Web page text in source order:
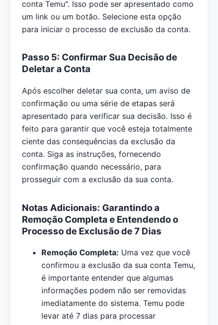
conta Temu". Isso pode ser apresentado como
um link ou um botão. Selecione esta opção
para iniciar o processo de exclusão da conta.
Passo 5: Confirmar Sua Decisão de
Deletar a Conta
Após escolher deletar sua conta, um aviso de
confirmação ou uma série de etapas será
apresentado para verificar sua decisão. Isso é
feito para garantir que você esteja totalmente
ciente das consequências da exclusão da
conta. Siga as instruções, fornecendo
confirmação quando necessário, para
prosseguir com a exclusão da sua conta.
Notas Adicionais: Garantindo a
Remoção Completa e Entendendo o
Processo de Exclusão de 7 Dias
Remoção Completa: Uma vez que você
confirmou a exclusão da sua conta Temu,
é importante entender que algumas
informações podem não ser removidas
imediatamente do sistema. Temu pode
levar até 7 dias para processar